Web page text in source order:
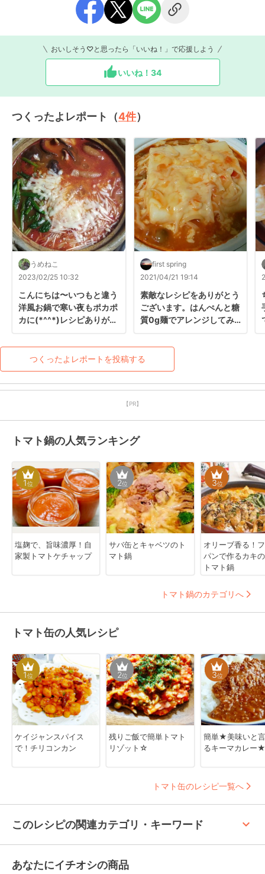
おいしそう♡と思ったら「いいね！」で応援しよう
いいね！ 34
つくったよレポート（4件）
うめねこ
2023/02/25 10:32
こんにちは〜いつもと違う
洋風お鍋で寒い夜もポカポ
カに(*^^*)レシピありがと
first spring
2021/04/21 19:14
素敵なレシピをありがとう
ございます。はんぺんと糖
質0g麺でアレンジしてみ
美味しかったです、ご馳走
さまでした。リピします
(*^^*)
つくったよレポートを投稿する
【PR】
トマト鍋の人気ランキング
1位
塩麹で、旨味濃厚！自
家製トマトケチャップ
2位
サバ缶とキャベツのト
マト鍋
3位
オリーブ香る！
パンで作るカキ
トマト鍋
トマト鍋のカテゴリへ
トマト缶の人気レシピ
1位
ケイジャンスパイス
で！チリコンカン
2位
残りご飯で簡単トマト
リゾット☆
3位
簡単★美味いと
るキーマカレー★
トマト缶のレシピ一覧へ
このレシピの関連カテゴリ・キーワード keyboard_arrow_up
あなたにイチオシの商品